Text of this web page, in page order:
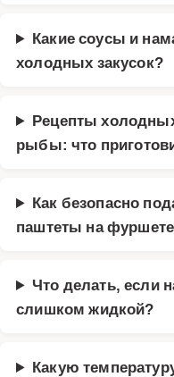
Какие соусы и
холодных закусок?
Рецепты
рыбы: что
Как безопасно
паштеты на
Что делать, если
слишком жидкой?
Какую